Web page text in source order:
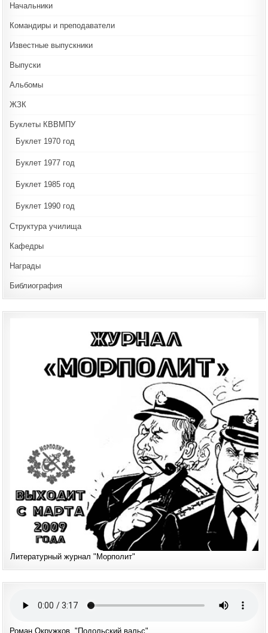
Начальники
Командиры и преподаватели
Известные выпускники
Выпуски
Альбомы
ЖЗК
Буклеты КВВМПУ
Буклет 1970 год
Буклет 1977 год
Буклет 1985 год
Буклет 1990 год
Структура училища
Кафедры
Награды
Библиография
Литературный журнал "Морполит"
Роман Окружков. "Подольский вальс"